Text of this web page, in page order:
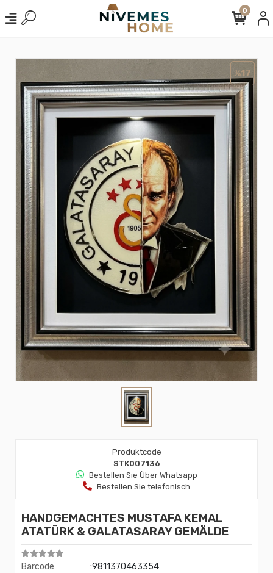
0
%17
Produktcode
STK007136
Bestellen Sıe Über Whatsapp
Bestellen Sie telefonisch
HANDGEMACHTES MUSTAFA KEMAL
ATATÜRK & GALATASARAY GEMÄLDE
Barcode
:9811370463354